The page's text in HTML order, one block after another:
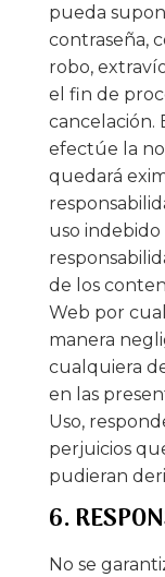
pueda
contraseña,
robo,
el fin de
cancelación.
efectúe la
quedará
uso indebido
de los
Web por
manera
cualquiera
en las
Uso,
perjuicios
pudieran
6.
No se